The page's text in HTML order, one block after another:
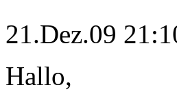
21.Dez.09
Hallo,